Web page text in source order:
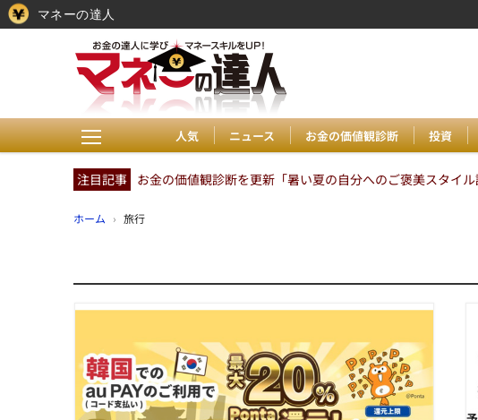
人気 ニュース お金の価値観診断 投資
注目記事 お金の価値観診断を更新「暑い夏の自分へのご褒美スタイ
ホーム › 旅行
マネーの達人